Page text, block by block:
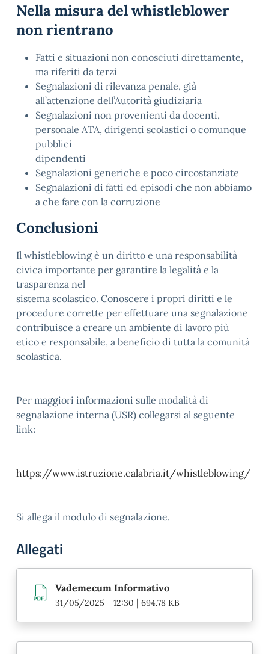
Nella misura del whistleblower
non rientrano
Fatti e situazioni non conosciuti direttamente,
ma riferiti da terzi
Segnalazioni di rilevanza penale, già
all’attenzione dell’Autorità giudiziaria
Segnalazioni non provenienti da docenti,
personale ATA, dirigenti scolastici o comunque
pubblici
dipendenti
Segnalazioni generiche e poco circostanziate
Segnalazioni di fatti ed episodi che non abbiamo
a che fare con la corruzione
Conclusioni
Il whistleblowing è un diritto e una responsabilità
civica importante per garantire la legalità e la
trasparenza nel
sistema scolastico. Conoscere i propri diritti e le
procedure corrette per effettuare una segnalazione
contribuisce a creare un ambiente di lavoro più
etico e responsabile, a beneficio di tutta la comunità
scolastica.
Per maggiori informazioni sulle modalità di
segnalazione interna (USR) collegarsi al seguente
link:
https://www.istruzione.calabria.it/whistleblowing/
Si allega il modulo di segnalazione.
Allegati
Vademecum Informativo
31/05/2025 - 12:30 | 694.78 KB